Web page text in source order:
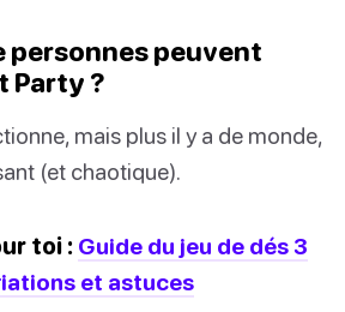
personnes peuvent
Party ?
mais plus il y a de monde,
(et chaotique).
toi : Guide du jeu de dés 3
et astuces